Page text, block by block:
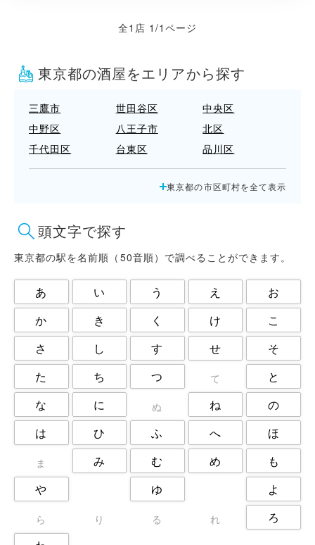
全1店 1/1ページ
東京都の酒屋をエリアから探す
三鷹市 世田谷区
中央区
中野区
八王子市
北区
千代田区
台東区
品川区
国立市
墨田区
多摩市
小金井市
日野市
杉並区
東村山市
板橋区
武蔵野市
港区
町田市
目黒区
福生市
立川市
練馬区
荒川区
葛飾区
西東京市
豊島区
足立区
東京都の市区町村を全て表示
頭文字で探す
東京都の駅を名前順（50音順）で調べることができます。
あ い う え
お
か
き く け
こ
さ
し す せ
そ
た
ち つ て
と
な
に ぬ ね
の
は
ひ ふ へ ほ
ま み む め
も
や
ゆ よ
ら り る れ
ろ